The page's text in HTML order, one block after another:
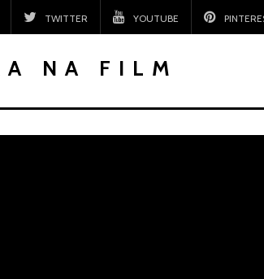
TWITTER YOUTUBE
NA FILM